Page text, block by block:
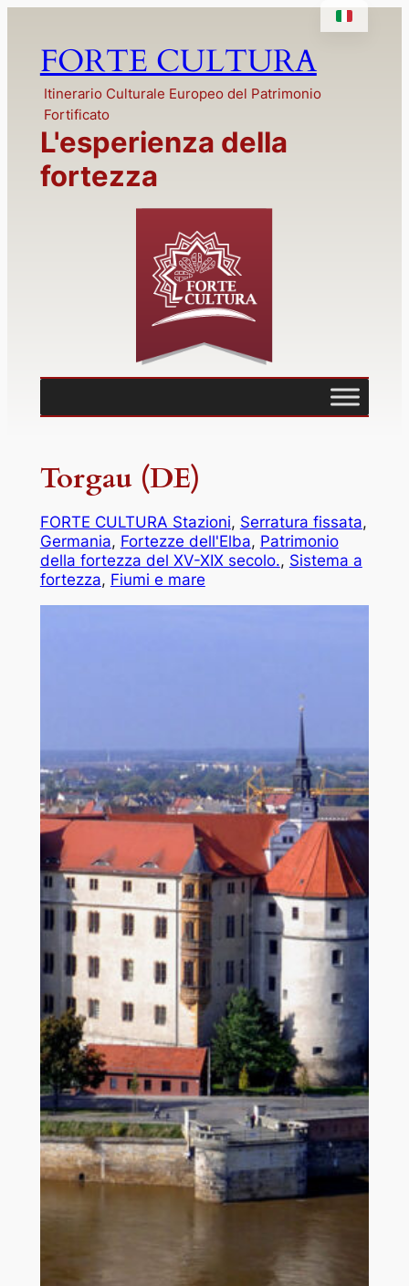
contenuto
FORTE CULTURA
Itinerario Culturale Europeo del Patrimonio
Fortificato
L'esperienza della
fortezza
Torgau (DE)
FORTE CULTURA Stazioni, Serratura fissata
Germania, Fortezze dell'Elba, Patrimonio
della fortezza del XV-XIX secolo., Sistema a
fortezza, Fiumi e mare